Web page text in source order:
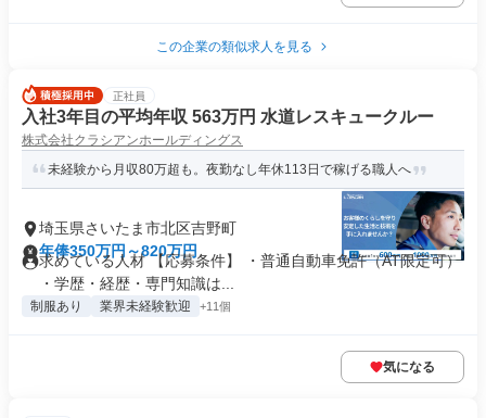
この企業の類似求人を見る
正社員
入社3年目の平均年収 563万円 水道レスキュークルー
株式会社クラシアンホールディングス
未経験から月収80万超も。夜勤なし年休113日で稼げる職人へ
埼玉県さいたま市北区吉野町
年俸350万円～820万円
求めている人材 【応募条件】 ・普通自動車免許（AT限定可）
・学歴・経歴・専門知識は...
制服あり 業界未経験歓迎 +11個
気になる